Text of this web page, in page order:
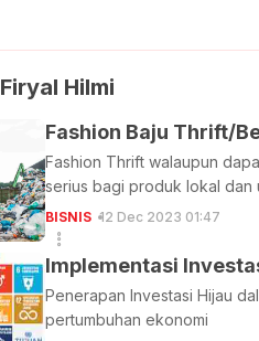
Firyal Hilmi
Fashion Baju Thrift/
Fashion Thrift walaupun
serius bagi produk lokal dan
BISNIS 12 Dec 2023 01:47
Implementasi
Penerapan Investasi Hijau
pertumbuhan ekonomi